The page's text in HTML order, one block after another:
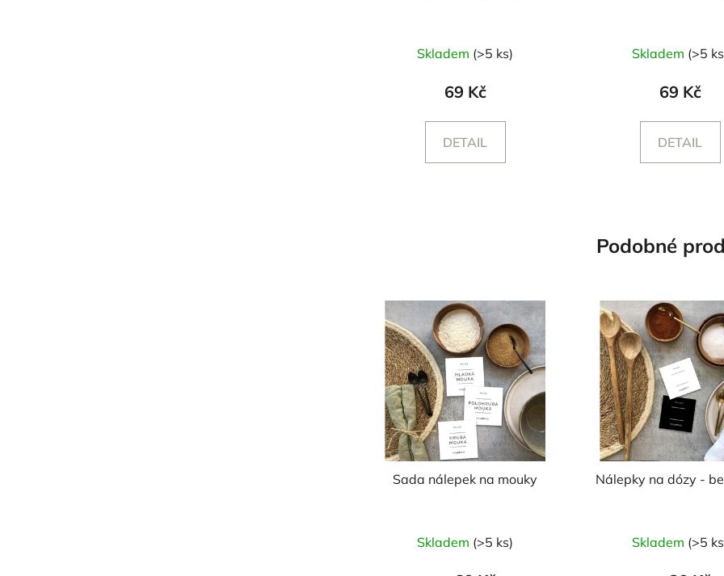
hodnocení
produktu
5,0
z
Skladem (>5 ks)
69 Kč
DETAIL
5,0
z
Skladem (>5
69 Kč
DETAIL
Podobné
Sada nálepek na mouky
hodnocení
produktu
Skladem (>5 ks)
Nálepky na dózy -
Skladem (>5